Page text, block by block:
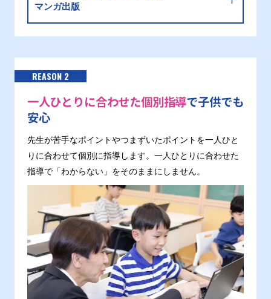
マンガ出版
REASON 2
一人ひとりに合わせた個別指導で子供でも
安心
先生が苦手なポイントやつまずいたポイントを一人ひと
りに合わせて個別に指導します。一人ひとりに合わせた
指導で「わからない」をそのままにしません。